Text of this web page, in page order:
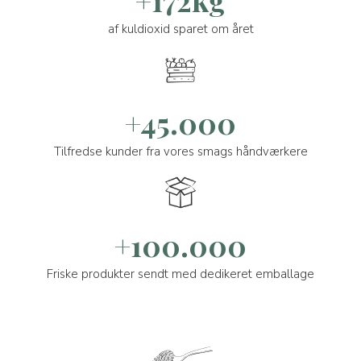
af kuldioxid sparet om året
+45.000
Tilfredse kunder fra vores smags håndværkere
+100.000
Friske produkter sendt med dedikeret emballage